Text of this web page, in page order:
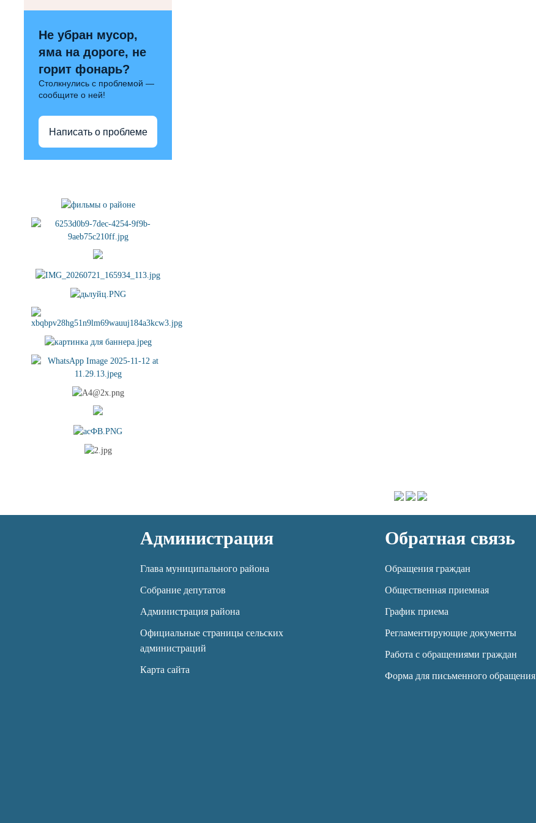
Не убран мусор,
яма на дороге, не
горит фонарь?
Столкнулись с проблемой —
сообщите о ней!
Написать о проблеме
Администрация
Глава муниципального района
Собрание депутатов
Администрация района
Официальные страницы сельских
администраций
Карта сайта
Обратная связь
Обращения граждан
Общественная приемная
График приема
Регламентирующие документы
Работа с обращениями граждан
Форма для письменного обращения